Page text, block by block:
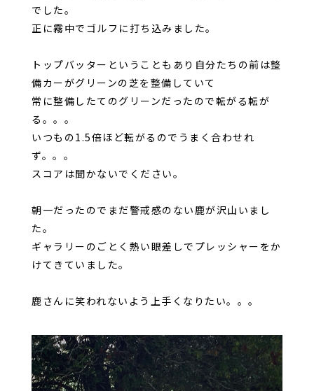
でした。
正に霧中でゴルフに打ち込みました。
トップバッターということもあり自分たちの前は整
備カーがグリーンの芝を整備していて
常に整備したてのグリーンだったので転がる転が
る。。。
いつもの1.5倍ほど転がるのでうまく合わせれ
ず。。。
スコアは聞かないでください。
朝一だったのでまだ警戒感のない鹿が沢山いまし
た。
ギャラリーのごとく熱い眼差しでプレッシャーをか
けてきていました。
鹿さんに笑われないよう上手くなりたい。。。